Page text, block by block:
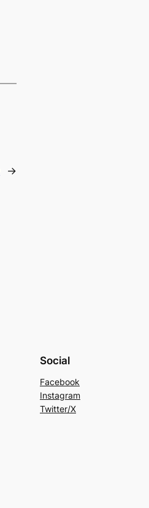
→
Social
Facebook
Instagram
Twitter/X